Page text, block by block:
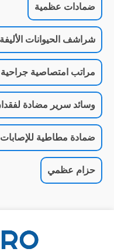
ضمادات عظمية
شراشف الحيوانات الأليفة
مراتب امتصاصية جراحية
وسائد سرير مضادة
ضمادة مطاطية للإصابات
حزام عظمي